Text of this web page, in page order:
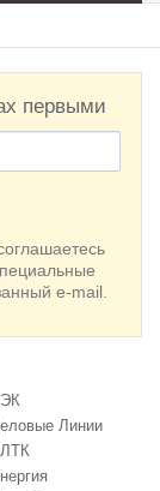
первыми
e-mail.
Линии